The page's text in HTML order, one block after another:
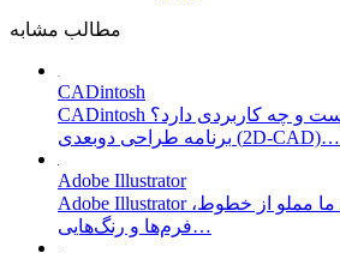
مطالب مشابه
CADintosh
CADintosh چیست و چه کاربردی دارد؟ CADintosh یک
برنامه طراحی دوبعدی (2D-CAD)…
Adobe Illustrator
Adobe Illustrator چیست؟ جهان اطراف ما مملو از خطوط،
فرم‌ها و رنگ‌هایی…